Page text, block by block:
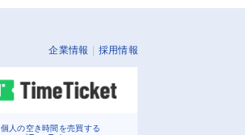
企業情報 採用情報
個人の空き時間を売買する